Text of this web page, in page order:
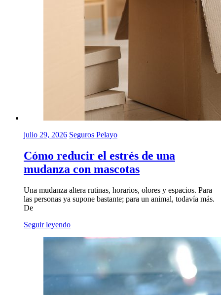
julio 29, 2026 Seguros Pelayo
Cómo reducir el estrés de una
mudanza con mascotas
Una mudanza altera rutinas, horarios, olores y espacios. Para
las personas ya supone bastante; para un animal, todavía más.
De
Seguir leyendo